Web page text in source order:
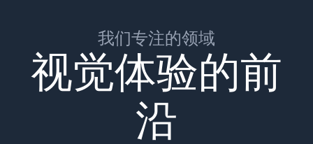
我们专注的领域
视觉体验的前
沿